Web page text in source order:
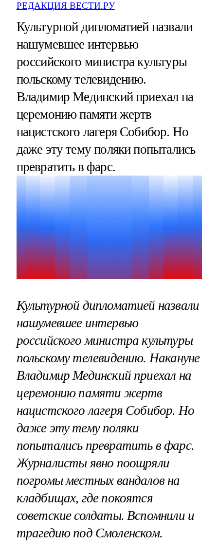
РЕДАКЦИЯ ВЕСТИ.РУ
Культурной дипломатией назвали
нашумевшее интервью
российского министра культуры
польскому телевидению.
Владимир Мединский приехал на
церемонию памяти жертв
нацистского лагеря Собибор. Но
даже эту тему поляки попытались
превратить в фарс.
Культурной дипломатией назвали
нашумевшее интервью
российского министра культуры
польскому телевидению. Накануне
Владимир Мединский приехал на
церемонию памяти жертв
нацистского лагеря Собибор. Но
даже эту тему поляки
попытались превратить в фарс.
Журналисты явно поощряли
погромы местных вандалов на
кладбищах, где покоятся
советские солдаты. Вспомнили и
трагедию под Смоленском.